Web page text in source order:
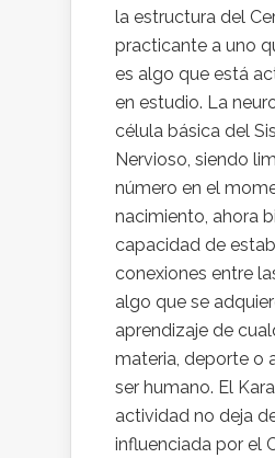
la estructura del
practicante a uno
es algo que está
en estudio. La
célula básica del
Nervioso, siendo
número en el
nacimiento, ahora
capacidad de
conexiones entre
algo que se
aprendizaje de
materia, deporte o
ser humano. El
actividad no deja
influenciada por el